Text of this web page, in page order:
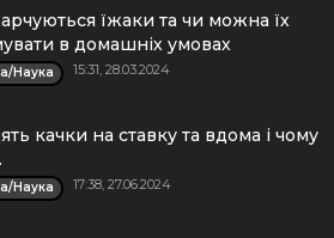
їжаки та чи можна їх
в домашніх умовах
Наука 15:31, 28.03.2024
качки на ставку та вдома і чому
Наука 17:38, 27.06.2024